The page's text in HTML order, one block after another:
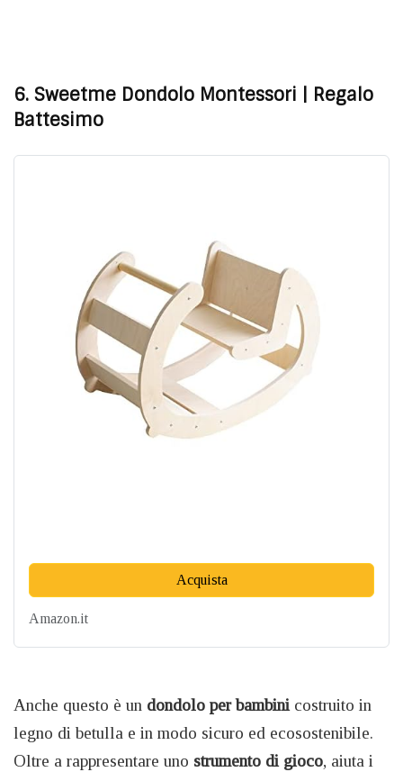
6. Sweetme Dondolo Montessori
| Regalo
Battesimo
Acquista
Amazon.it
Anche questo è un dondolo per bambinicostruito in
legno di betulla e in modo sicuro ed ecosostenibile.
Oltre a rappresentare uno strumento di gioco, aiuta i